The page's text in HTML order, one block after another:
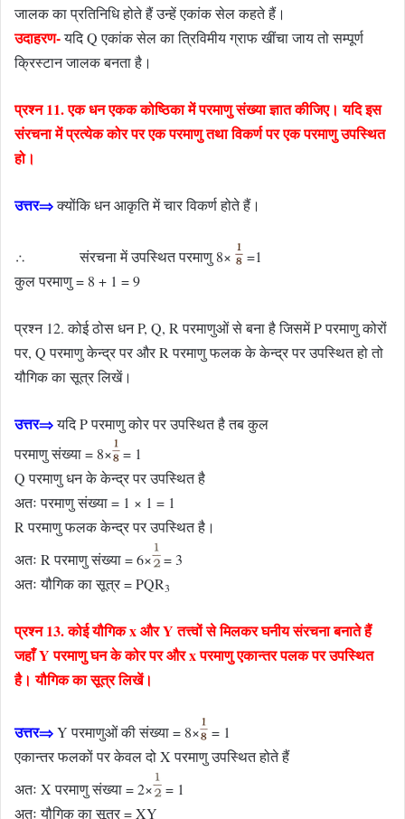
जालक का प्रतिनिधि होते हैं उन्हें एकांक सेल कहते हैं।
उदाहरण-यदि Q एकांक सेल का त्रिविमीय ग्राफ खींचा जाय तो सम्पूर्ण
क्रिस्टान जालक बनता है।
प्रश्न 11. एक धन एकक कोष्ठिका में परमाणु संख्या ज्ञात कीजिए। यदि इस
संरचना में प्रत्येक कोर पर एक परमाणु तथा विकर्ण पर एक परमाणु उपस्थित
हो।
उत्तर⇒क्योंकि धन आकृति में चार विकर्ण होते हैं।
∴ संरचना में उपस्थित परमाणु 8×
=1
कुल परमाणु = 8 + 1 = 9
प्रश्न 12. कोई ठोस धन P, Q, R परमाणुओं से बना है जिसमें P परमाणु कोरों
पर, Q परमाणु केन्द्र पर और R परमाणु फलक के केन्द्र पर उपस्थित हो तो
यौगिक का सूत्र लिखें।
उत्तर⇒यदि P परमाणु कोर पर उपस्थित है तब कुल
परमाणु संख्या = 8×
= 1
Q परमाणु धन के केन्द्र पर उपस्थित है
अतः परमाणु संख्या = 1 × 1 = 1
R परमाणु फलक केन्द्र पर उपस्थित है।
अतः R परमाणु संख्या = 6×
= 3
अतः यौगिक का सूत्र = PQR3
प्रश्न 13. कोई यौगिक x और Y तत्त्वों से मिलकर घनीय संरचना बनाते हैं
जहाँ Y परमाणु घन के कोर पर और x परमाणु एकान्तर पलक पर उपस्थित
है। यौगिक का सूत्र लिखें।
उत्तर⇒Y परमाणुओं की संख्या = 8×
= 1
एकान्तर फलकों पर केवल दो X परमाणु उपस्थित होते हैं
अतः X परमाणु संख्या = 2×
= 1
अतः यौगिक का सूत्र = XY